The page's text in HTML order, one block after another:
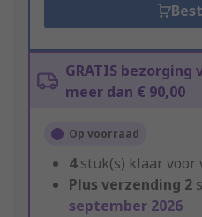
GRATIS
meer dan € 90,00
Op voorraad
4stuk(s) klaar voor
Plus verzending 2
september 2026